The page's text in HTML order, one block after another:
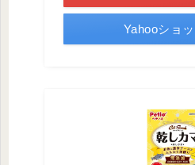
Yahooショ